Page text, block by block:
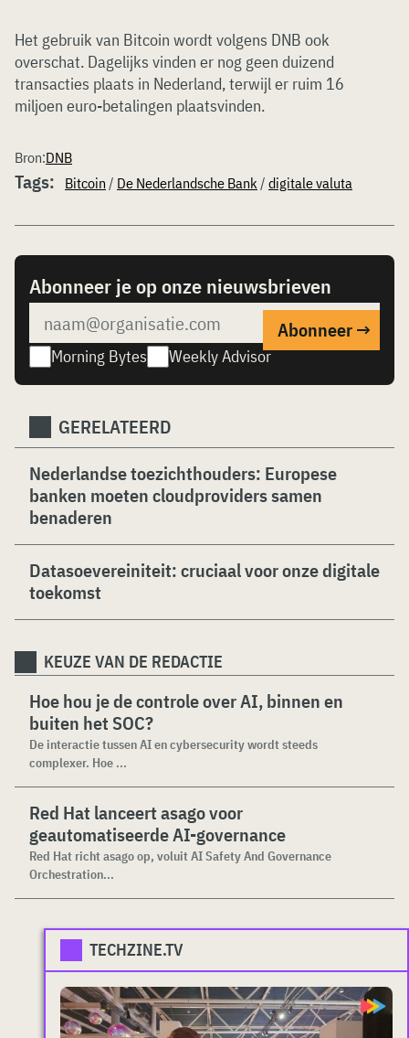
Het gebruik van Bitcoin wordt volgens DNB ook
overschat. Dagelijks vinden er nog geen duizend
transacties plaats in Nederland, terwijl er ruim 16
miljoen euro-betalingen plaatsvinden.
Bron:DNB
Tags: Bitcoin / De Nederlandsche Bank/ digitale valuta
Abonneer je op onze nieuwsbrieven
Morning Bytes Weekly Advisor
GERELATEERD
Nederlandse toezichthouders: Europese
banken moeten cloudproviders samen
benaderen
Datasoevereiniteit: cruciaal voor onze digitale
toekomst
KEUZE VAN DE REDACTIE
Hoe hou je de controle over AI, binnen en
buiten het SOC?
De interactie tussen AI en cybersecurity wordt steeds
complexer. Hoe ...
Red Hat lanceert asago voor
geautomatiseerde AI-governance
Red Hat richt asago op, voluit AI Safety And Governance
Orchestration...
TECHZINE.TV